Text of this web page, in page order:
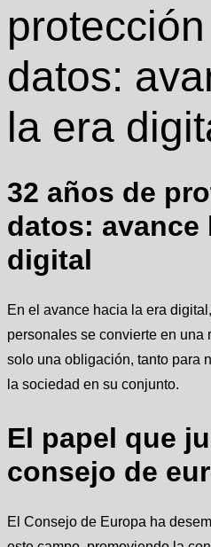
datos:
la era
32 años de
datos: avance
digital
En el avance hacia la era
personales se convierte en una
solo una obligación, tanto para
la sociedad en su conjunto.
El papel que
consejo de
El Consejo de Europa ha